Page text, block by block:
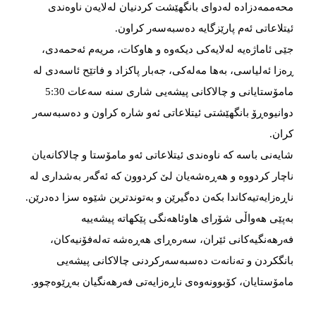
محەممەدزادە لەدوای بانگهێشت کردنیان لەلایەن ناوەندی
ئیتلاعاتی ئەم پارێزگایە دەسبەسەر کراون.
جێی ئاماژەیە لەلایەکی دیکەوە و هاوکات، مریەم ئەحمەدی،
ڕەزا ئەلیاسی، بەها مەلەکی، جەبار پاکزاد و فاتێح ئاسەدی لە
مامۆستایانی و چالاکانی پیشەیی شاری سنە سەعات 5:30
دوانیوەڕۆ بانگهێشتی ئیتلاعاتی ئەو شارە کراون و دەسبەسەر
کران.
شایەنی باسە کە ناوەندی ئیتلاعاتی ئەو مامۆستا و چالاکانەیان
ناچار کردووە و هەڕەشەیان لێ کردوون کە ئەگەر بەشداری لە
ناڕەزایەتیەکاندا بکەن دەگیرێن و بەتوندترین شێوە سزا دەدرێن.
بەپێی هەواڵی شۆرای هاوئاهەنگی پێکهاتە پیشەییە
فەرهەنگیەکانی ئێران، سەرەڕای هەڕەشە تەلەفۆنیەکان،
بانگکردن و تەنانەت دەسبەسەرکردنی چالاکانی پیشەیی
مامۆستایان، کۆبوونەوەی ناڕەزایەتی فەرهەنگیان بەڕێوەچوو.